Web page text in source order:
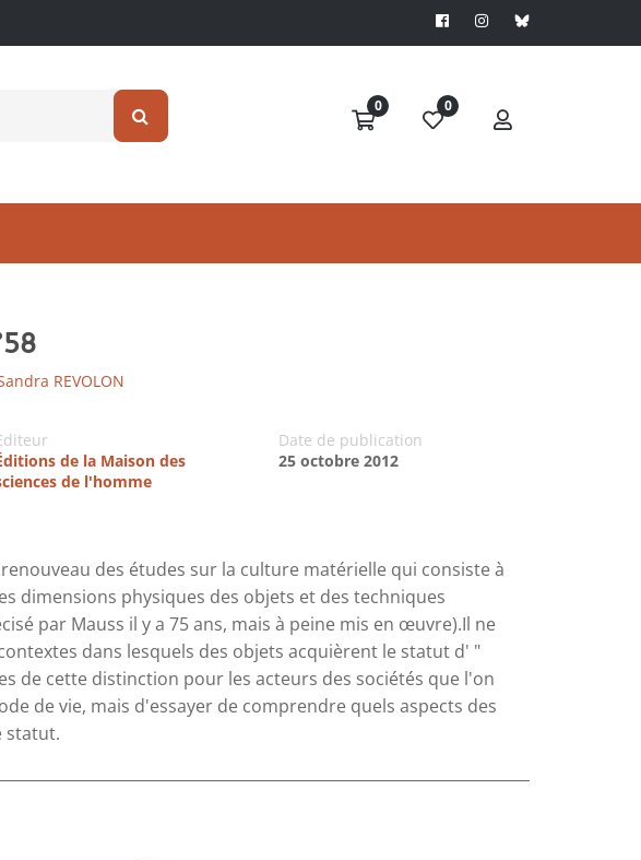
0 0
REVOLON
de la Maison des
de l'homme
Date de publication
25 octobre 2012
des études sur la culture matérielle qui consiste à
dimensions physiques des objets et des techniques
par Mauss il y a 75 ans, mais à peine mis en œuvre).Il ne
dans lesquels des objets acquièrent le statut d' "
de cette distinction pour les acteurs des sociétés que l'on
de vie, mais d'essayer de comprendre quels aspects des
statut.